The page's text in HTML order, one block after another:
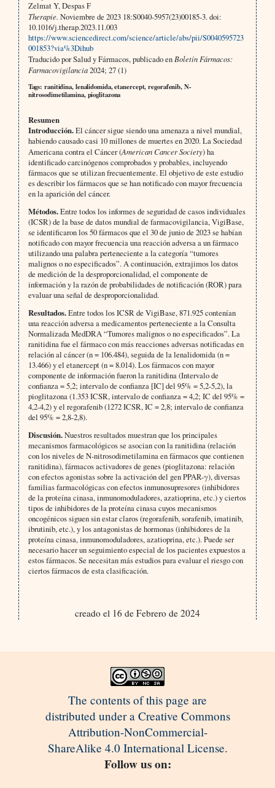
Zelmat Y, Despas F
Therapie. Noviembre de 2023 18:S0040-5957(23)00185-3. doi:
10.1016/j.therap.2023.11.003
https://www.sciencedirect.com/science/article/abs/pii/S0040595723
001853?via%3Dihub
Traducido por Salud y Fármacos, publicado en Boletín Fármacos:
Farmacovigilancia2024; 27 (1)
Tags: ranitidina, lenalidomida, etanercept, regorafenib, N-
nitrosodimetilamina, pioglitazona
Resumen
Introducción.El cáncer sigue siendo una amenaza a nivel mundial,
habiendo causado casi 10 millones de muertes en 2020. La Sociedad
Americana contra el Cáncer (American Cancer Society) ha
identificado carcinógenos comprobados y probables, incluyendo
fármacos que se utilizan frecuentemente. El objetivo de este estudio
es describir los fármacos que se han notificado con mayor frecuencia
en la aparición del cáncer.
Métodos.Entre todos los informes de seguridad de casos individuales
(ICSR) de la base de datos mundial de farmacovigilancia, VigiBase,
se identificaron los 50 fármacos que el 30 de junio de 2023 se habían
notificado con mayor frecuencia una reacción adversa a un fármaco
utilizando una palabra perteneciente a la categoría “tumores
malignos o no especificados”. A continuación, extrajimos los datos
de medición de la desproporcionalidad, el componente de
información y la razón de probabilidades de notificación (ROR) para
evaluar una señal de desproporcionalidad.
Resultados.Entre todos los ICSR de VigiBase, 871.925 contenían
una reacción adversa a medicamentos perteneciente a la Consulta
Normalizada MedDRA “Tumores malignos o no especificados”. La
ranitidina fue el fármaco con más reacciones adversas notificadas en
relación al cáncer (n = 106.484), seguida de la lenalidomida (n =
13.466) y el etanercept (n = 8.014). Los fármacos con mayor
componente de información fueron la ranitidina (Intervalo de
confianza = 5,2; intervalo de confianza [IC] del 95% = 5,2-5,2), la
pioglitazona (1.353 ICSR, intervalo de confianza = 4,2; IC del 95% =
4,2-4,2) y el regorafenib (1272 ICSR, IC = 2,8; intervalo de confianza
del 95% = 2,8-2,8).
Discusión.Nuestros resultados muestran que los principales
mecanismos farmacológicos se asocian con la ranitidina (relación
con los niveles de N-nitrosodimetilamina en fármacos que contienen
ranitidina), fármacos activadores de genes (pioglitazona: relación
con efectos agonistas sobre la activación del gen PPAR-γ), diversas
familias farmacológicas con efectos inmunosupresores (inhibidores
de la proteína cinasa, inmunomoduladores, azatioprina, etc.) y ciertos
tipos de inhibidores de la proteína cinasa cuyos mecanismos
oncogénicos siguen sin estar claros (regorafenib, sorafenib, imatinib,
ibrutinib, etc.), y los antagonistas de hormonas (inhibidores de la
proteína cinasa, inmunomoduladores, azatioprina, etc.). Puede ser
necesario hacer un seguimiento especial de los pacientes expuestos a
estos fármacos. Se necesitan más estudios para evaluar el riesgo con
ciertos fármacos de esta clasificación.
creado el 16 de Febrero de 2024
The contents of this page are
distributed under a Creative Commons
Attribution-NonCommercial-
ShareAlike 4.0 International License.
Follow us on: